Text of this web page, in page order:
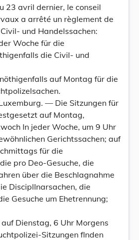
23 avril dernier, le conseil
a arrêté un règlement de
und Handelssachen:
Woche für die
die Civil- und
auf Montag für die
— Die Sitzungen für
auf Montag,
In jeder Woche, um 9 Uhr
Gerichtssachen; auf
für die
pro Deo-Gesuche, die
über die Beschlagnahme
DisciplInarsachen, die
Gesuche um Ehetrennung;
Dienstag, 6 Uhr Morgens
Sitzungen fInden